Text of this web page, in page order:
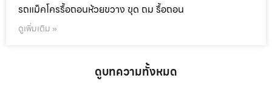
รถแม็คโครรื้อถอนห้วยขวาง ขุด ถม รื้อถอน
ดูเพิ่มเติม »
ดูบทความทั้งหมด